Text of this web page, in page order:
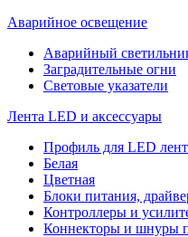
Аварийное освещение
Аварийный
Заградительные огни
Световые указатели
Лента LED и аксессуары
Профиль для LED
Белая
Цветная
Блоки питания,
Контроллеры и
Коннекторы и шнуры